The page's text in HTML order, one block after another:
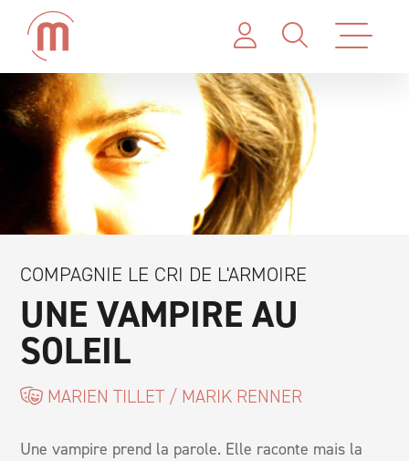
COMPAGNIE LE CRI DE L'ARMOIRE
UNE VAMPIRE AU
SOLEIL
MARIEN TILLET / MARIK RENNER
Une vampire prend la parole. Elle raconte mais la